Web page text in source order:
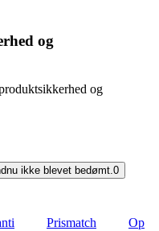
og
og
ikke blevet bedømt.0
Prismatch
Op